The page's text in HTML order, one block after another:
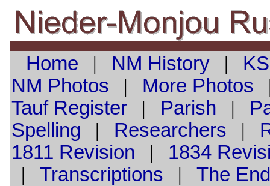
Home | NM History|
NM Photos | More Photos
TaufRegister| Parish |
Spelling | Researchers |
1811 Revision | 1834
| Transcriptions | The End